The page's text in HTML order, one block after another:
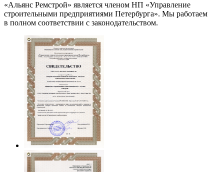
«Альянс Ремстрой» является членом НП «Управление
строительными предприятиями Петербурга». Мы работаем
в полном соответствии с законодательством.